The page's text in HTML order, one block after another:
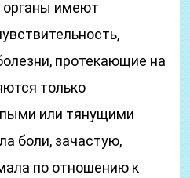
органы имеют
протекающие на
только
или тянущими
боли, зачастую,
по отношению к